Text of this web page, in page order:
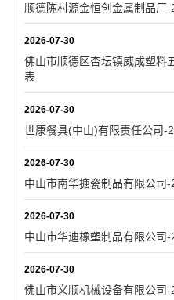
顺德陈村源金恒创金属制品厂
2026-07-30
佛山市顺德区杏坛镇威成塑料
表
2026-07-30
世康餐具(中山)有限责任公司-
2026-07-30
中山市南华搪瓷制品有限公司
2026-07-30
中山市华迪橡塑制品有限公司
2026-07-30
佛山市义顺机械设备有限公司